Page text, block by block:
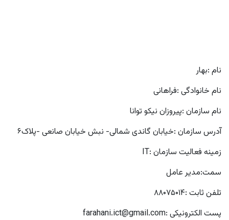
نام :بهار
نام خانوادگی :فراهانی
نام سازمان :پیروزان نیکو توانا
آدرس سازمان :خیابان گاندی شمالی- نبش خیابان صانعی -پلاک۶
زمینه فعالیت سازمان :IT
سمت:مدیر عامل
تلفن ثابت :۸۸۰۷۵۰۱۴
پست الکترونیکی :farahani.ict@gmail.com